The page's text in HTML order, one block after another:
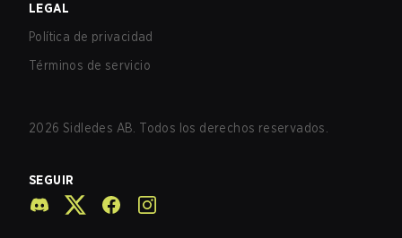
LEGAL
Política de privacidad
Términos de servicio
2026 Sidledes AB. Todos los derechos reservados.
SEGUIR